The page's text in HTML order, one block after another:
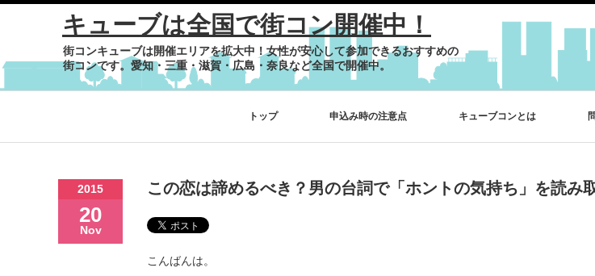
キューブは全国で街コン開催中！
街コンキューブは開催エリアを拡大中！女性が安心して参加できるおすすめの
街コンです。愛知・三重・滋賀・広島・奈良など全国で開催中。
トップ 申込み時の注意点 キューブコンとは
2015
20
Nov
この恋は諦めるべき？男の台詞で「ホントの気持ち」を読み
こんばんは。